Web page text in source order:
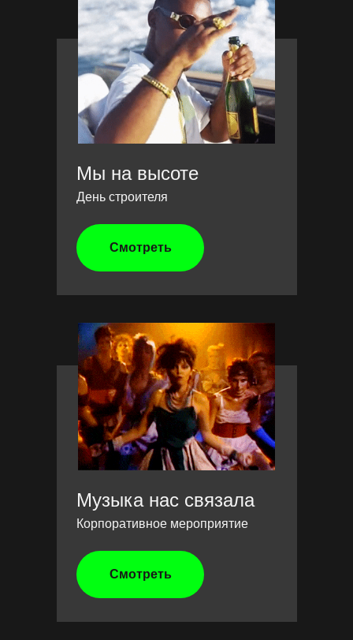
Мы на высоте
Музыка нас связала
Смотреть
Смотреть
День строителя
Корпоративное мероприятие